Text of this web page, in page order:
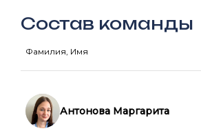
Состав команды
Фамилия, Имя
Антонова Маргарита